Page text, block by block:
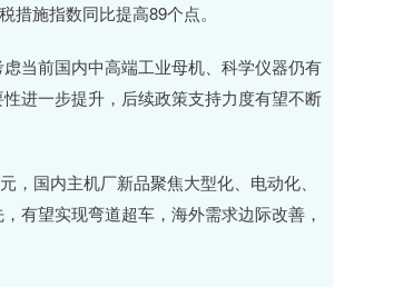
施指数同比提高89个点。
当前国内中高端工业母机、科学仪器仍有
进一步提升，后续政策支持力度有望不断
国内主机厂新品聚焦大型化、电动化、
有望实现弯道超车，海外需求边际改善，